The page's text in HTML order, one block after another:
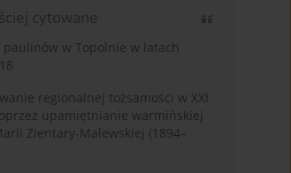
cytowane
paulinów w Topolnie w latach
regionalnej tożsamości w XXI
upamiętnianie warmińskiej
Zientary-Malewskiej (1894–